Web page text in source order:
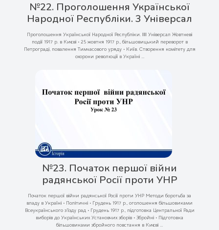
№22. Проголошення Української
Народної Республіки. 3 Універсал
Проголошення Української Народної Республіки. ІІІ Універсал Жовтневі
події 1917 р. в Києві • 25 жовтня 1917 р., більшовицький переворот в
Петрограді, повалення Тимчасового уряду • Київ. Створення комітету для
охорони революції в Україні ...
№23. Початок першої війни
радянської Росії проти УНР
Початок першої війни радянської Росії проти УНР Методи боротьба за
владу в Україні • Політичні • Грудень 1917 р., оголошення більшовиками
Всеукраїнського з’їзду рад • Грудень 1917 р., підготовка Центральної Ради
виборів до Українських Установчих зборів • Збройні • Підготовка
більшовиками збройного повстання в Києві ...